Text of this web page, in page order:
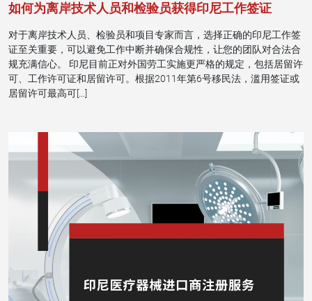
如何为离岸技术人员和检验员获得印尼工作签证
对于离岸技术人员、检验员和项目专家而言，选择正确的印尼工作签
证至关重要，可以避免工作中断并确保合规性，让您的团队对合法合
规充满信心。 印尼目前正对外国劳工实施更严格的规定，包括居留许
可、工作许可证和居留许可。根据2011年第6号移民法，滥用签证或
居留许可最高可[…]